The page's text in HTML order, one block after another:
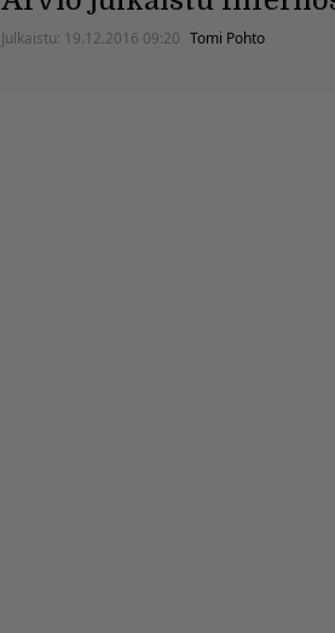
Julkaistu: 19.12.2016 09:20 Tomi Pohto